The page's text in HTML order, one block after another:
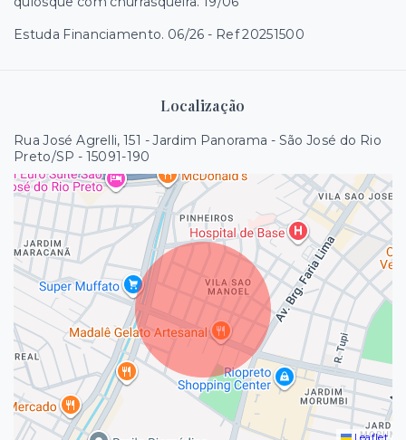
Estuda Financiamento. 06/26 - Ref 20251500
Localização
Rua José Agrelli, 151 - Jardim Panorama - São José do Rio
Preto/SP - 15091-190